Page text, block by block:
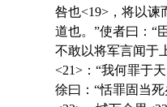
咎也<19>，将以谏
道也。”使者曰：“
不敢以将军言闻于
<21>：“我何罪于
徐曰：“恬罪固当